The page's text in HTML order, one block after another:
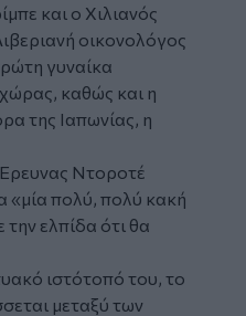
και ο Χιλιανός
οικονολόγος
γυναίκα
καθώς και η
της Ιαπωνίας, η
Ντοροτέ
«μία πολύ, πολύ κακή
ελπίδα ότι θα
ιστότοπό του, το
μεταξύ των